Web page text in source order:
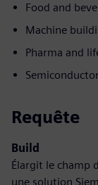
Food and
Machine
Pharma and
Requête
Build
Élargit le champ
une solution